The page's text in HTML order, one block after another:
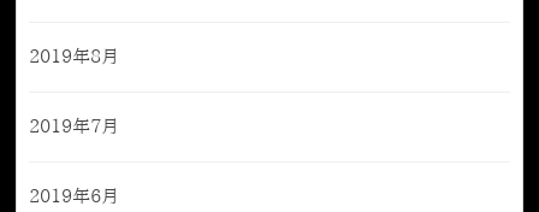
2019年8月
2019年7月
2019年6月